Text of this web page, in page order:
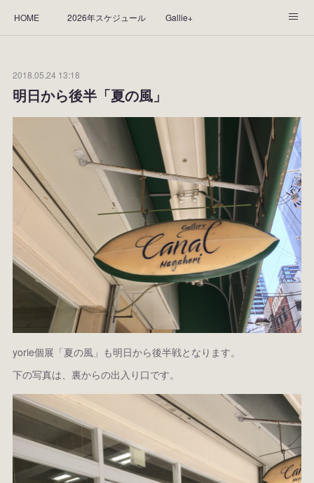
HOME 2026年スケジュール Gallie+
CGArt作品って？
“Kasane Style Art”って？ Yorie's Tapestry Yorie's Goods
ショップ 作品のレンタルについて 2025年足跡
2024年 の足跡 2023*足跡 2022年の足あと
2021あしあと 2020年あしあと 2019年足あと
2018年あしあと
2018.05.24 13:18
明日から後半「夏の風」
yorie個展「夏の風」も明日から後半戦となります。
下の写真は、裏からの出入り口です。